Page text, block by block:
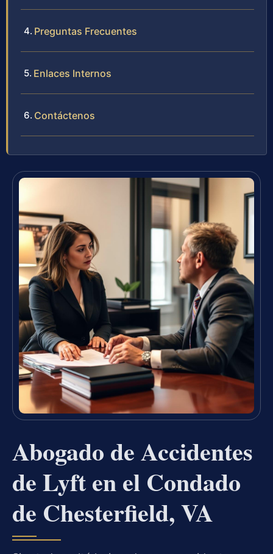
Preguntas Frecuentes
Enlaces Internos
Contáctenos
Abogado de Accidentes
de Lyft en el Condado
de Chesterfield, VA